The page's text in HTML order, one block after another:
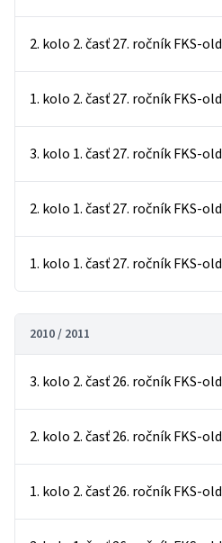
2. kolo 2. časť 27. ročník FKS-old
1. kolo 2. časť 27. ročník FKS-old
3. kolo 1. časť 27. ročník FKS-old
2. kolo 1. časť 27. ročník FKS-old
1. kolo 1. časť 27. ročník FKS-old
2010 / 2011
3. kolo 2. časť 26. ročník FKS-old
2. kolo 2. časť 26. ročník FKS-old
1. kolo 2. časť 26. ročník FKS-old